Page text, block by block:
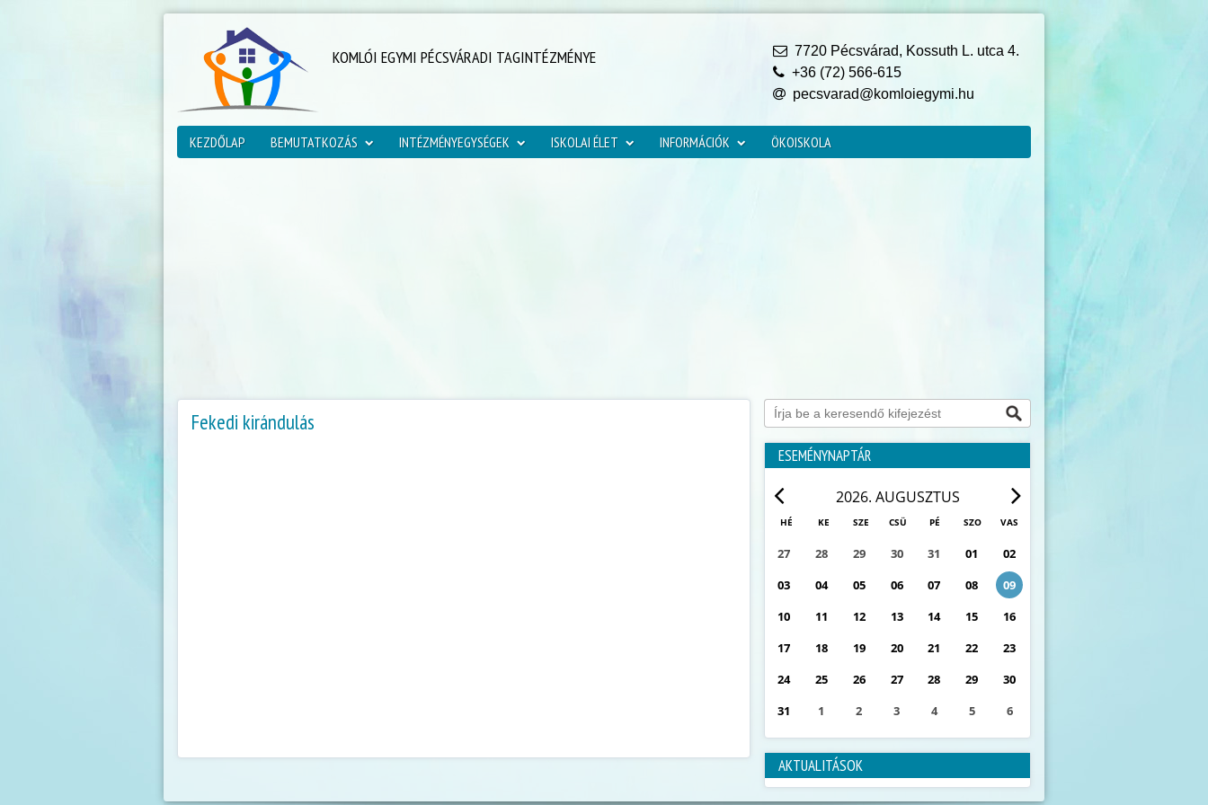
KOMLÓI EGYMI PÉCSVÁRADI TAGINTÉZMÉNYE
7720 Pécsvárad, Kossuth L. utca 4.
+36 (72) 566-615
pecsvarad@komloiegymi.hu
KEZDŐLAP BEMUTATKOZÁS INTÉZMÉNYEGYSÉGEK ISKOLAI ÉLET INFORMÁCIÓK ÖKOISKOLA
Fekedi kirándulás
ESEMÉNYNAPTÁR
2026. AUGUSZTUS
HÉ KE SZE CSÜ PÉ SZO VAS
27 28 29 30 31 01
02
03
04 05 06 07 08
09
10
11 12 13 14 15
16
17
18 19 20 21 22
23
24
25 26 27 28 29
30
31
1 2 3 4 5 6
0ESEMÉNY
AKTUALITÁSOK